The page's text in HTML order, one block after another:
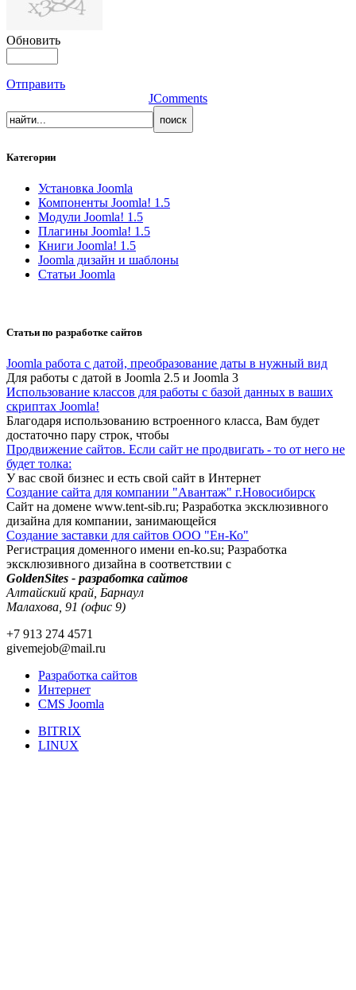
Обновить
Отправить
JComments
Категории
Установка Joomla
Компоненты Joomla! 1.5
Модули Joomla! 1.5
Плагины Joomla! 1.5
Книги Joomla! 1.5
Joomla дизайн и шаблоны
Статьи Joomla
Статьи по разработке сайтов
Joomla работа с датой, преобразование даты в нужный вид
Для работы с датой в Joomla 2.5 и Joomla 3
Использование классов для работы с базой данных в ваших
скриптах Joomla!
Благодаря использованию встроенного класса, Вам будет
достаточно пару строк, чтобы
Продвижение сайтов. Если сайт не продвигать - то от него не
будет толка:
У вас свой бизнес и есть свой сайт в Интернет
Создание сайта для компании "Авантаж" г.Новосибирск
Сайт на домене www.tent-sib.ru; Разработка эксклюзивного
дизайна для компании, занимающейся
Создание заставки для сайтов ООО "Ен-Ко"
Регистрация доменного имени en-ko.su; Разработка
эксклюзивного дизайна в соответствии с
GoldenSites - разработка сайтов
Алтайский край, Барнаул
Малахова, 91 (офис 9)
+7 913 274 4571
givemejob@mail.ru
Разработка сайтов
Интернет
CMS Joomla
BITRIX
LINUX